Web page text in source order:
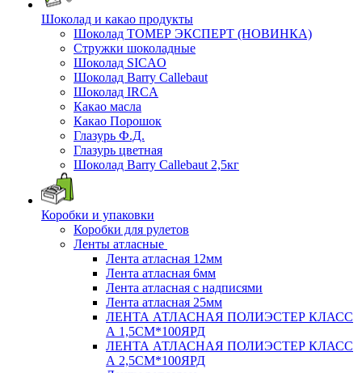
Шоколад и какао продукты
Шоколад ТОМЕР ЭКСПЕРТ (НОВИНКА)
Стружки шоколадные
Шоколад SICAO
Шоколад Barry Callebaut
Шоколад IRCA
Какао масла
Какао Порошок
Глазурь Ф.Д.
Глазурь цветная
Шоколад Barry Callebaut 2,5кг
Коробки и упаковки
Коробки для рулетов
Ленты атласные
Лента атласная 12мм
Лента атласная 6мм
Лента атласная с надписями
Лента атласная 25мм
ЛЕНТА АТЛАСНАЯ ПОЛИЭСТЕР КЛАСС
А 1,5СМ*100ЯРД
ЛЕНТА АТЛАСНАЯ ПОЛИЭСТЕР КЛАСС
А 2,5СМ*100ЯРД